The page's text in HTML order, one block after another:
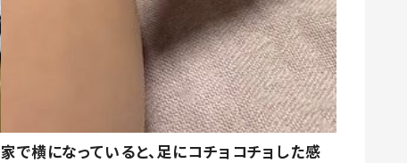
家で横になっていると、足にコチョコチョした感